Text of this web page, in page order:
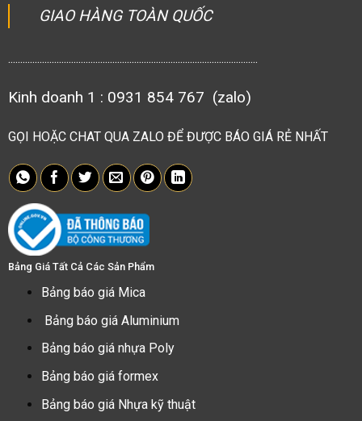
GIAO HÀNG TOÀN QUỐC
.......................................................................................................
Kinh doanh 1 : 0931 854 767 (zalo)
GỌI HOẶC CHAT QUA ZALO ĐỂ ĐƯỢC BÁO GIÁ RẺ NHẤT
Bảng Giá Tất Cả Các Sản Phẩm
Bảng báo giá Mica
Bảng báo giá Aluminium
Bảng báo giá nhựa Poly
Bảng báo giá formex
Bảng báo giá Nhựa kỹ thuật